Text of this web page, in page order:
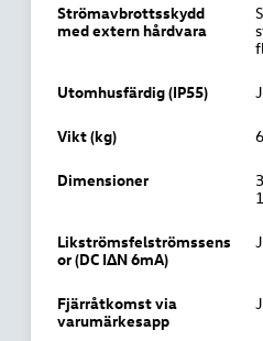
Strömavbrottsskydd
med extern hårdvara
Utomhusfärdig (IP55)
Vikt (kg) 6
Dimensioner
Likströmsfelströmssens
or (DC IΔN 6mA)
Fjärråtkomst via
varumärkesapp